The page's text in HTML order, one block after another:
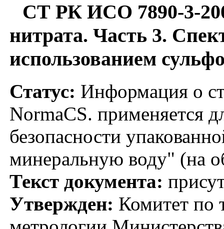
СТ РК ИСО 7890-3-
нитрата. Часть 3.
использованием
Статус: Информация о
NormaCS. применяется
безопасности
минеральную воду" (на
Текст документа:
Утвержден: Комитет по